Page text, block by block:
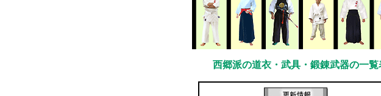
西郷派の道衣・武具・鍛錬武器の一覧